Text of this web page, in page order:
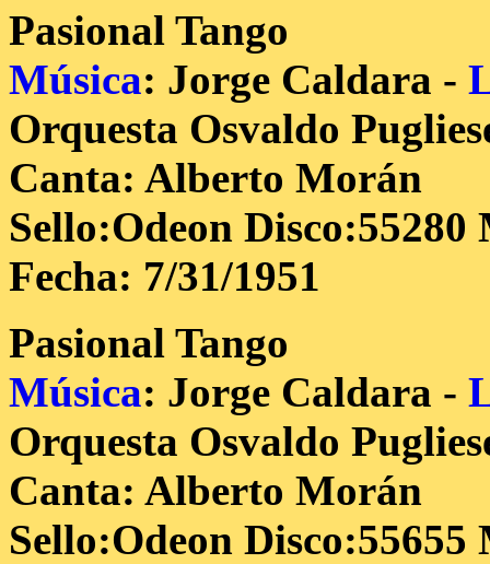
Pasional Tango
Música: Jorge Caldara -
Orquesta Osvaldo
Canta: Alberto Morán
Sello:Odeon
Fecha: 7/31/1951
Pasional Tango
Música: Jorge Caldara -
Orquesta Osvaldo
Canta: Alberto Morán
Sello:Odeon